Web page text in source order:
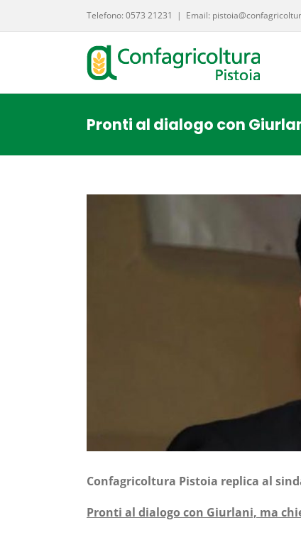
Telefono: 0573 21231 | Email:
Pronti al dialogo con
Con­fa­gri­col­tu­ra Pisto­ia repli­ca al
Pron­ti al dia­lo­go con Giur­la­ni, ma